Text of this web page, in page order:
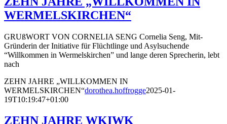
WERMELSKIRCHEN“
GRUßWORT VON CORNELIA SENG Cornelia Seng, Mit-
Gründerin der Initiative für Flüchtlinge und Asylsuchende
“Willkommen in Wermelskirchen” und lange deren Sprecherin, lebt
nach
ZEHN JAHRE „WILLKOMMEN IN
WERMELSKIRCHEN“dorothea.hoffrogge2025-01-
19T10:19:47+01:00
ZEHN JAHRE WKIWK